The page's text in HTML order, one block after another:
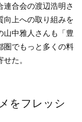
連合会の渡辺浩明さ
向上への取り組みを
山中雅人さんも「豊
圏でもっと多くの料
た。
をフレッシ